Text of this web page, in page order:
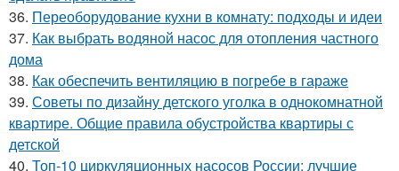
36. Переоборудование кухни в комнату: подходы и идеи
37. Как выбрать водяной насос для отопления частного
дома
38. Как обеспечить вентиляцию в погребе в гараже
39. Советы по дизайну детского уголка в однокомнатной
квартире. Общие правила обустройства квартиры с
детской
40. Топ-10 циркуляционных насосов России: лучшие